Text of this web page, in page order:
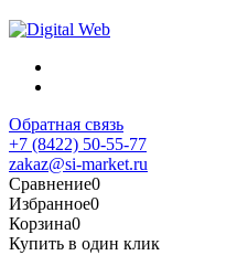
Обратная связь
+7 (8422) 50-55-77
zakaz@si-market.ru
Сравнение0
Избранное0
Корзина0
Купить в один клик